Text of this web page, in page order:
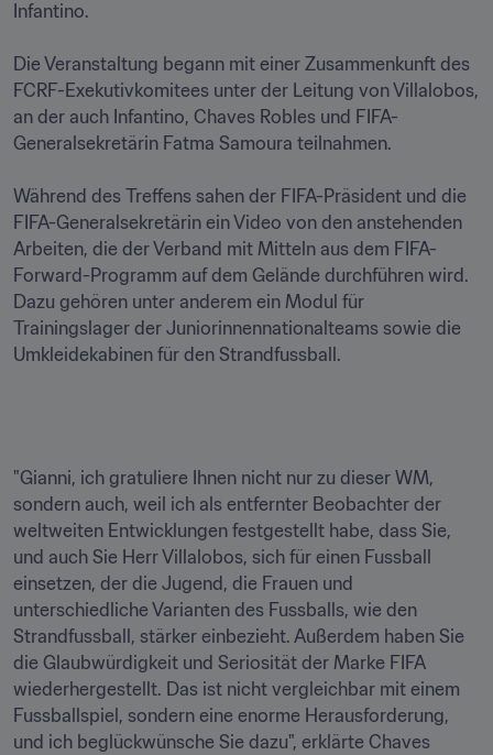
Infantino.
Die Veranstaltung begann mit einer Zusammenkunft des
FCRF-Exekutivkomitees unter der Leitung von Villalobos,
an der auch Infantino, Chaves Robles und FIFA-
Generalsekretärin Fatma Samoura teilnahmen.
Während des Treffens sahen der FIFA-Präsident und die
FIFA-Generalsekretärin ein Video von den anstehenden
Arbeiten, die der Verband mit Mitteln aus dem FIFA-
Forward-Programm auf dem Gelände durchführen wird.
Dazu gehören unter anderem ein Modul für
Trainingslager der Juniorinnennationalteams sowie die
Umkleidekabinen für den Strandfussball.
"Gianni, ich gratuliere Ihnen nicht nur zu dieser WM,
sondern auch, weil ich als entfernter Beobachter der
weltweiten Entwicklungen festgestellt habe, dass Sie,
und auch Sie Herr Villalobos, sich für einen Fussball
einsetzen, der die Jugend, die Frauen und
unterschiedliche Varianten des Fussballs, wie den
Strandfussball, stärker einbezieht. Außerdem haben Sie
die Glaubwürdigkeit und Seriosität der Marke FIFA
wiederhergestellt. Das ist nicht vergleichbar mit einem
Fussballspiel, sondern eine enorme Herausforderung,
und ich beglückwünsche Sie dazu", erklärte Chaves